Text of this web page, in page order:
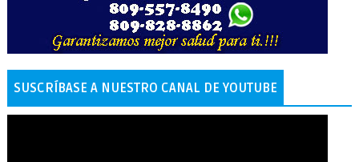
SUSCRÍBASE A NUESTRO CANAL DE YOUTUBE